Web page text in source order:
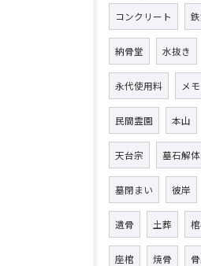
コンクリート
納骨堂 水抜き
永代使用料 メ
民間霊園 本山
天台宗 墓石解体
墓閉まい 彼岸
遺骨 土葬
座棺 焼骨